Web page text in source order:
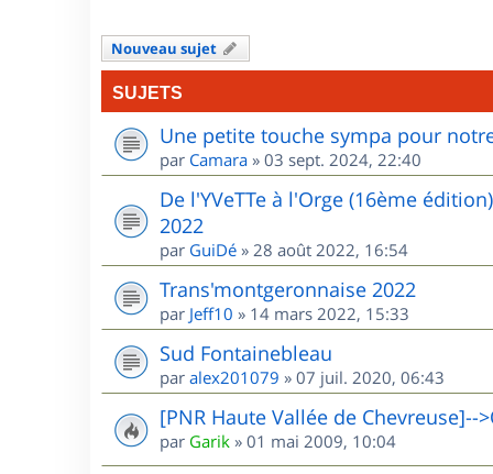
Nouveau sujet
SUJETS
Une petite touche sympa pour
par Camara » 03 sept. 2024, 22:40
De l'YVeTTe à l'Orge (16ème
2022
par GuiDé » 28 août 2022, 16:54
Trans'montgeronnaise 2022
par Jeff10 » 14 mars 2022, 15:33
Sud Fontainebleau
par alex201079 » 07 juil. 2020, 06:43
[PNR Haute Vallée de
par Garik » 01 mai 2009, 10:04